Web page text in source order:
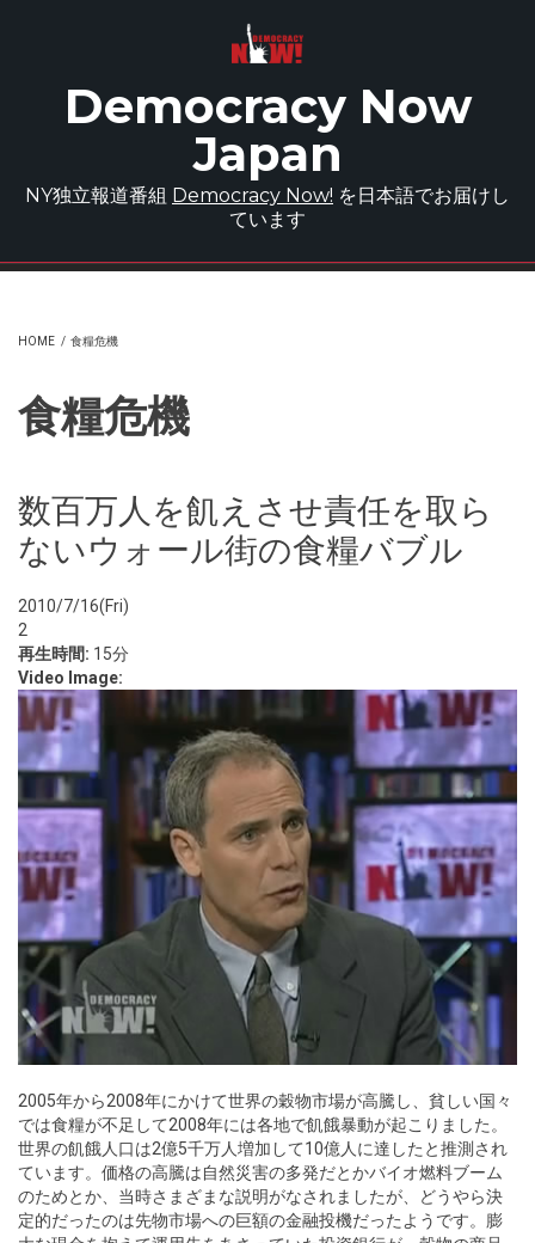
Democracy Now
Japan
NY独立報道番組 Democracy Now! を日本語でお届けし
ています
HOME / 食糧危機
食糧危機
数百万人を飢えさせ責任を取ら
ないウォール街の食糧バブル
2010/7/16(Fri)
2
再生時間: 15分
Video Image:
2005年から2008年にかけて世界の穀物市場が高騰し、貧しい国々
では食糧が不足して2008年には各地で飢餓暴動が起こりました。
世界の飢餓人口は2億5千万人増加して10億人に達したと推測され
ています。価格の高騰は自然災害の多発だとかバイオ燃料ブーム
のためとか、当時さまざまな説明がなされましたが、どうやら決
定的だったのは先物市場への巨額の金融投機だったようです。膨